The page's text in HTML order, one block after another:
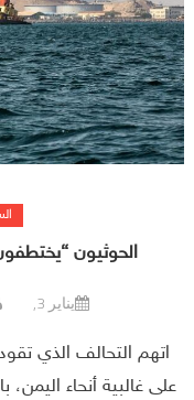
الحوثيون
يناير 3, 2022
اتهم التحالف الذي
على غالبية أنحاء